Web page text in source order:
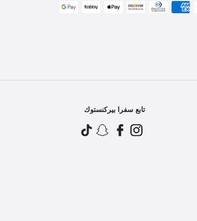
تابع سفرا بيركنستوك